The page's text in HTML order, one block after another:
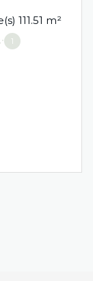
Appartement 6 pièce(s) 3 chambre(s) 111.51 m²
1